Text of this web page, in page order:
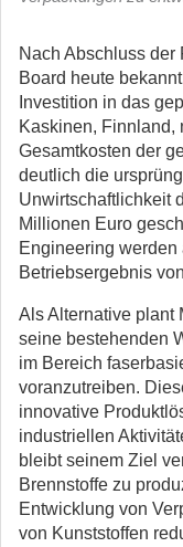
Nach Abschluss der
Board heute
Investition in das
Kaskinen, Finnland,
Gesamtkosten der
deutlich die
Unwirtschaftlichkeit
Millionen Euro
Engineering
Betriebsergebnis
Als Alternative plant
seine bestehenden
im Bereich
voranzutreiben.
innovative
industriellen
bleibt seinem Ziel
Brennstoffe zu
Entwicklung von
von Kunststoffen